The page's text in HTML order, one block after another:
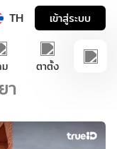
TH เข้าสู่ระบบ
ม ตาตั้ง
า